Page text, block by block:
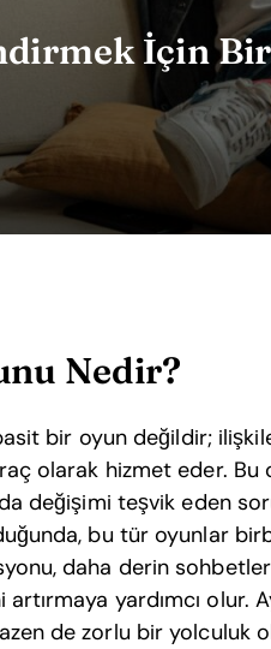
İçin Bir
Nedir?
bir oyun değildir;
olarak hizmet eder. Bu
değişimi teşvik eden
bu tür oyunlar
daha derin
yardımcı olur.
de zorlu bir yolculuk